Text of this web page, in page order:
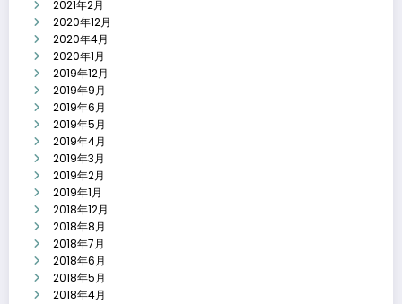
2021年2月
2020年12月
2020年4月
2020年1月
2019年12月
2019年9月
2019年6月
2019年5月
2019年4月
2019年3月
2019年2月
2019年1月
2018年12月
2018年8月
2018年7月
2018年6月
2018年5月
2018年4月